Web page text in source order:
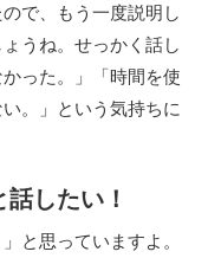
で、もう一度説明し
うね。せっかく話し
った。」「時間を使
。」という気持ちに
したい！
と思っていますよ。